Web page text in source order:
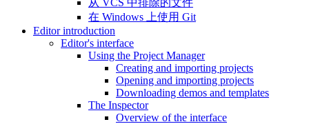
从 VCS 中排除的文件
在 Windows 上使用 Git
Editor introduction
Editor's interface
Using the Project Manager
Creating and importing projects
Opening and importing projects
Downloading demos and templates
The Inspector
Overview of the interface